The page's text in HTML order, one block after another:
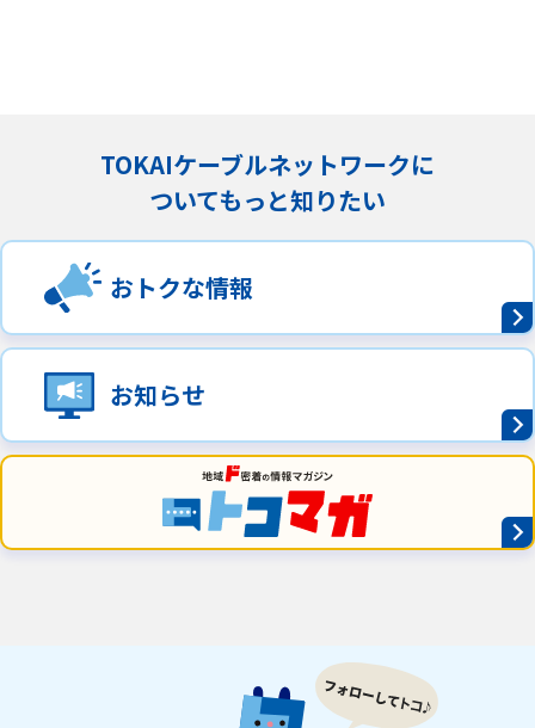
TOKAIケーブルネットワークに
ついてもっと知りたい
おトクな情報
お知らせ